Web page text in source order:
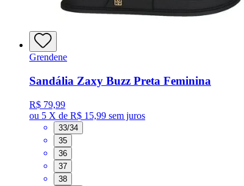
Grendene
Sandália Zaxy Buzz Preta Feminina
R$ 79,99
ou 5 X de R$ 15,99 sem juros
33/34
35
36
37
38